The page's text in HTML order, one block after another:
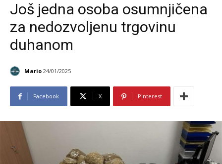
Još jedna osoba osumnjičena
za nedozvoljenu trgovinu
duhanom
Mario 24/01/2025
Facebook X Pinterest